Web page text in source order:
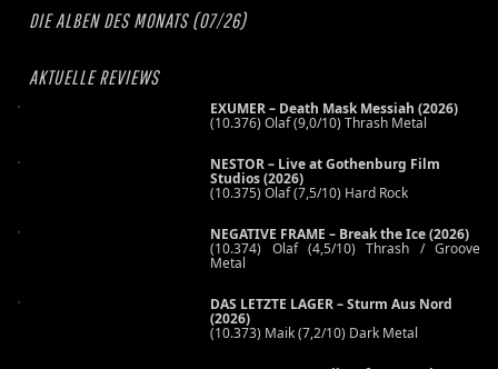
DIE ALBEN DES MONATS (07/26)
AKTUELLE REVIEWS
EXUMER – Death Mask Messiah (2026)
(10.376) Olaf (9,0/10) Thrash Metal
NESTOR – Live at Gothenburg Film
Studios (2026)
(10.375) Olaf (7,5/10) Hard Rock
NEGATIVE FRAME – Break the Ice (2026)
(10.374) Olaf (4,5/10) Thrash / Groove
Metal
DAS LETZTE LAGER – Sturm Aus Nord
(2026)
(10.373) Maik (7,2/10) Dark Metal